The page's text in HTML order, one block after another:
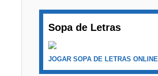
Sopa de Letras
JOGAR SOPA DE LETRAS ONLINE